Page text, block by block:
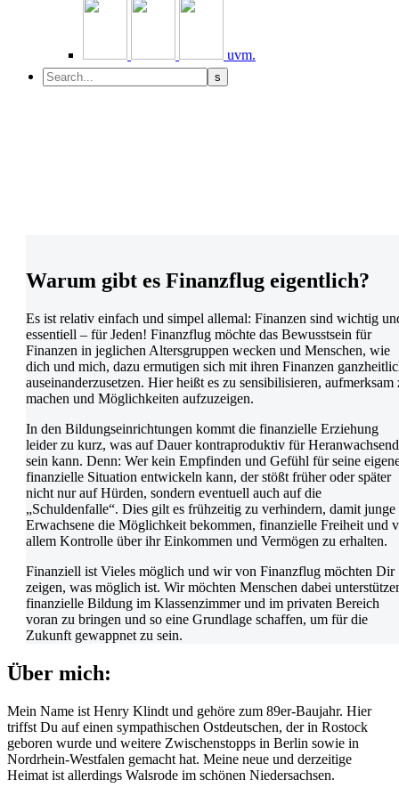
uvm.
Warum gibt es Finanzflug eigentlich?
Es ist relativ einfach und simpel allemal: Finanzen sind wichtig
essentiell – für Jeden! Finanzflug möchte das Bewusstsein für
Finanzen in jeglichen Altersgruppen wecken und Menschen, wie
dich und mich, dazu ermutigen sich mit ihren Finanzen
auseinanderzusetzen. Hier heißt es zu sensibilisieren, aufmerksam
machen und Möglichkeiten aufzuzeigen.
In den Bildungseinrichtungen kommt die finanzielle Erziehung
leider zu kurz, was auf Dauer kontraproduktiv für
sein kann. Denn: Wer kein Empfinden und Gefühl für seine
finanzielle Situation entwickeln kann, der stößt früher oder später
nicht nur auf Hürden, sondern eventuell auch auf die
„Schuldenfalle“. Dies gilt es frühzeitig zu verhindern, damit junge
Erwachsene die Möglichkeit bekommen, finanzielle Freiheit und
allem Kontrolle über ihr Einkommen und Vermögen zu erhalten.
Finanziell ist Vieles möglich und wir von Finanzflug möchten Dir
zeigen, was möglich ist. Wir möchten Menschen dabei
finanzielle Bildung im Klassenzimmer und im privaten Bereich
voran zu bringen und so eine Grundlage schaffen, um für die
Zukunft gewappnet zu sein.
Über mich:
Mein Name ist Henry Klindt und gehöre zum 89er-Baujahr. Hier
triffst Du auf einen sympathischen Ostdeutschen, der in Rostock
geboren wurde und weitere Zwischenstopps in Berlin sowie in
Nordrhein-Westfalen gemacht hat. Meine neue und derzeitige
Heimat ist allerdings Walsrode im schönen Niedersachsen.